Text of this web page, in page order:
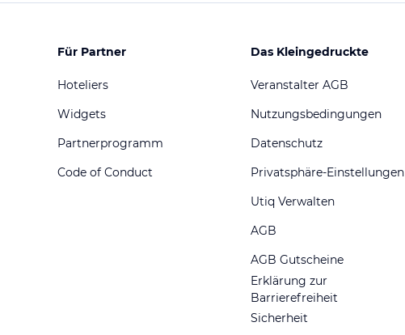
Für Partner
Hoteliers
Widgets
Partnerprogramm
Code of Conduct
Das Kleingedruckte
Veranstalter AGB
Nutzungsbedingungen
Datenschutz
Privatsphäre-Einstellungen
Utiq Verwalten
AGB
AGB Gutscheine
Erklärung zur
Barrierefreiheit
Sicherheit